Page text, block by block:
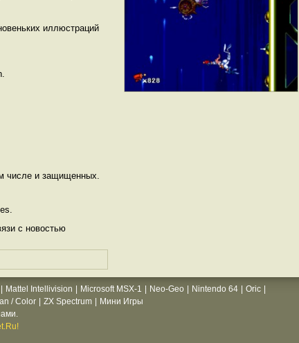
иллюстраций
числе и защищенных.
с новостью
Mattel Intellivision Microsoft MSX-1 Neo-Geo Nintendo 64 Oric
/ Color ZX Spectrum
Мини Игры